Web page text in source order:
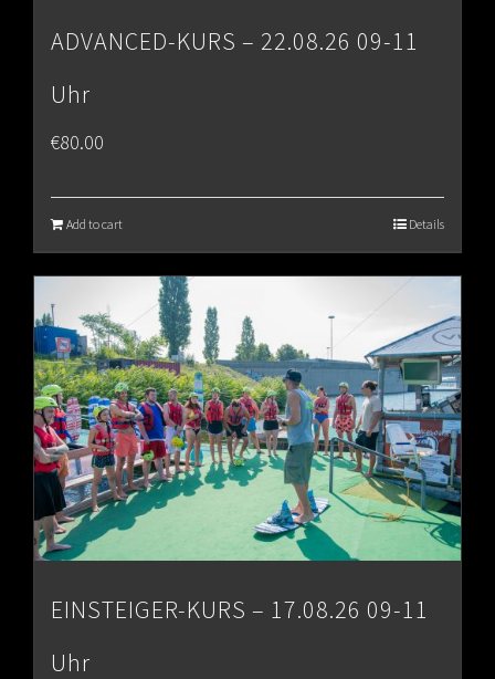
ADVANCED-KURS – 22.08.26 09-11
Uhr
€80.00
Add to cart Details
EINSTEIGER-KURS – 17.08.26 09-11
Uhr